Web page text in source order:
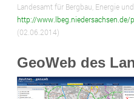
Landesamt für Bergbau, Energie
http://www.lbeg.niedersachsen.de/
(02.06.2014)
GeoWeb des